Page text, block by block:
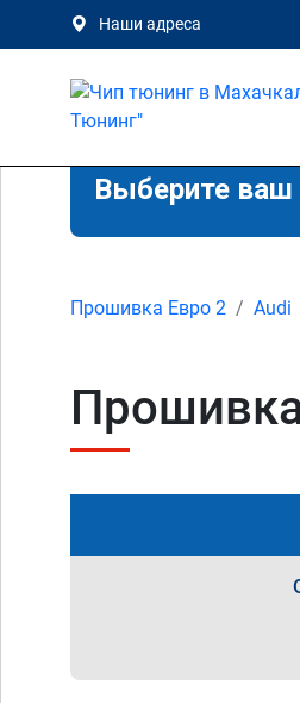
Наши адреса
Выберите ваш
Прошивка Евро 2 Audi